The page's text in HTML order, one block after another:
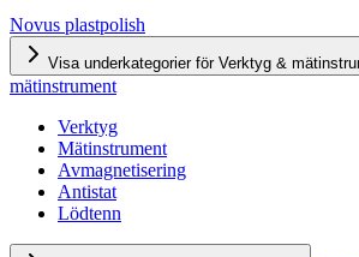
Novus plastpolish
Visa underkategorier för Verktyg &
mätinstrument
Verktyg
Mätinstrument
Avmagnetisering
Antistat
Lödtenn